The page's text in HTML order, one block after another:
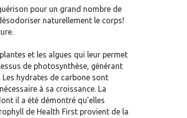
pour un grand nombre de
naturellement le corps!
et les algues qui leur permet
de photosynthèse, générant
hydrates de carbone sont
à sa croissance. La
il a été démontré qu'elles
de Health First provient de la